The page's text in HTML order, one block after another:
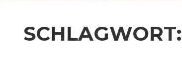
SCHLAGWORT: